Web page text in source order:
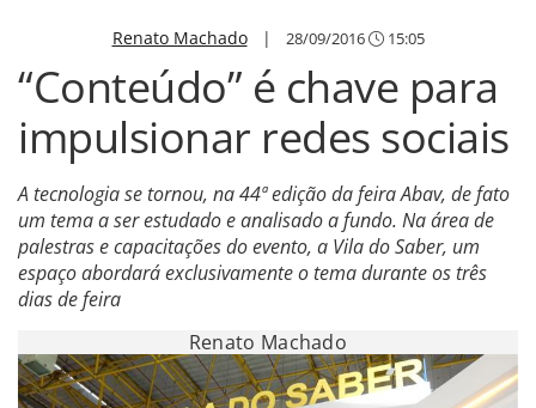
Renato Machado| 28/09/2016 15:05
“Conteúdo” é chave para
impulsionar redes sociais
A tecnologia se tornou, na 44ª edição da feira Abav, de fato
um tema a ser estudado e analisado a fundo. Na área de
palestras e capacitações do evento, a Vila do Saber, um
espaço abordará exclusivamente o tema durante os três
dias de feira
Renato Machado